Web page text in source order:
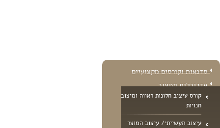
סדנאות וקורסים מקצועיים
אדריכלות ועיצוב
קורס עיצוב חלונות ראווה ומיצוב
חנויות
עיצוב תעשייתי/ עיצוב המוצר